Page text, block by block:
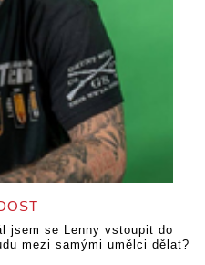
jsem se Lenny vstoupit do
mezi samými umělci dělat?